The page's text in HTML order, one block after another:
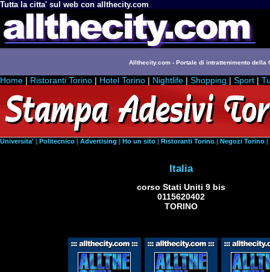
Tutta la citta' sul web con allthecity.com
Allthecity.com - Portale di intrattenimento della
Home | Ristoranti Torino | Hotel Torino | Nightlife | Shopping | Sport |
Universita' | Politecnico | Advertising | Ho un sito | Ristoranti Torino | Negozi Torino |
Italia
corso Stati Uniti 9 bis
0115620402
TORINO